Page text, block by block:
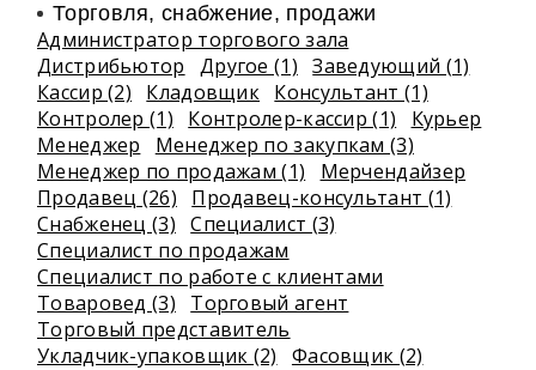
Торговля, снабжение, продажи
Администратор торгового зала
Дистрибьютор
Другое (1)
Заведующий (1)
Кассир (2)
Кладовщик Консультант (1)
Контролер (1)
Контролер-кассир (1)
Курьер
Менеджер
Менеджер по закупкам (3)
Менеджер по продажам (1)
Мерчендайзер
Продавец (26)
Продавец-консультант (1)
Снабженец (3)
Специалист (3)
Специалист по продажам
Специалист по работе с клиентами
Товаровед (3)
Торговый агент
Торговый представитель
Укладчик-упаковщик (2)
Фасовщик (2)